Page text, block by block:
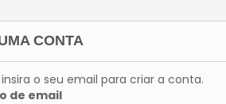
CONTA
o seu email para criar a conta.
de email